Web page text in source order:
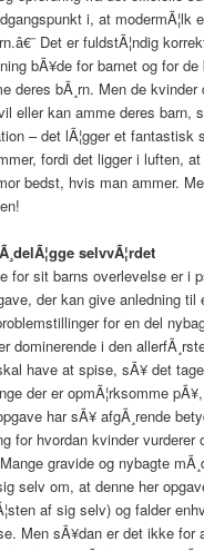
i, at modermÃ¦lk
Det er fuldstÃ¦ndig
bÃ¥de for barnet og for de
deres bÃ¸rn. Men de
eller kan amme deres barn,
– det lÃ¦gger et fantastisk
fordi det ligger i luften,
bedst, hvis man ammer.
selvvÃ¦rdet
for sit barns overlevelse er i
der kan give anledning til
for en del
dominerende i den
have at spise, sÃ¥ det
der er opmÃ¦rksomme
har sÃ¥ afgÃ¸rende
for hvordan kvinder vurderer
gravide og nybagte
selv om, at denne her
af sig selv) og falder
Men sÃ¥dan er det ikke for